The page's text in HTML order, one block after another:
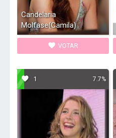
Candelaria
Molfase(Camila)
VOTAR
1 7.7%